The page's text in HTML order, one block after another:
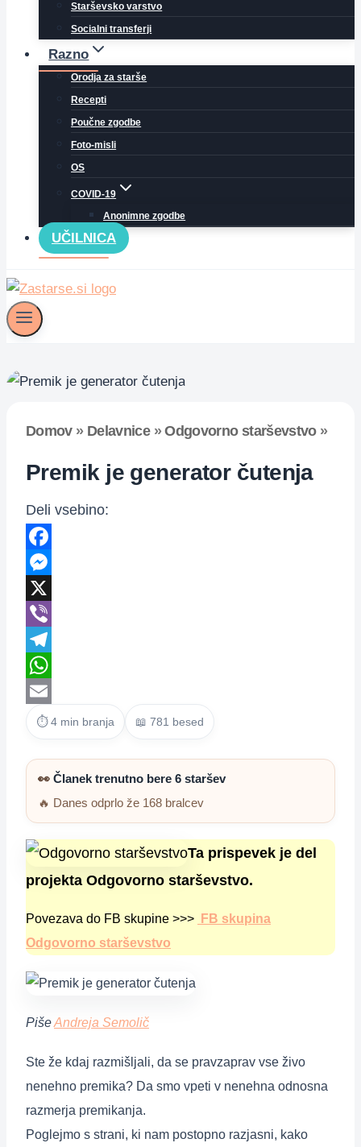
Starševsko varstvo
Socialni transferji
Razno
Orodja za starše
Recepti
Poučne zgodbe
Foto-misli
OS
COVID-19
Anonimne zgodbe
UČILNICA
Domov» Delavnice»Odgovorno starševstvo»
Premik je generator čutenja
Deli vsebino:
Facebook
Messenger
X
Viber
Telegram
WhatsApp
Email
⏱ 4 min branja 📖 781 besed
👀 Članek trenutno bere 6 staršev
🔥 Danes odprlo že 168 bralcev
Ta prispevek je del
projekta Odgovorno starševstvo.
Povezava do FB skupine >>>
FB skupina
Odgovorno starševstvo
PišeAndreja Semolič
Ste že kdaj razmišljali, da se pravzaprav vse živo
nenehno premika? Da smo vpeti v nenehna odnosna
razmerja premikanja.
Poglejmo s strani, ki nam postopno razjasni, kako